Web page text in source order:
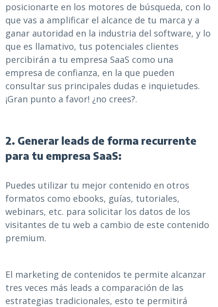
posicionarte en los motores de búsqueda, con lo
que vas a amplificar el alcance de tu marca y a
ganar autoridad en la industria del software, y lo
que es llamativo, tus potenciales clientes
percibirán a tu empresa SaaS como una
empresa de confianza, en la que pueden
consultar sus principales dudas e inquietudes.
¡Gran punto a favor! ¿no crees?.
2. Generar leads de forma recurrente
para tu empresa SaaS:
Puedes utilizar tu mejor contenido en otros
formatos como ebooks, guías, tutoriales,
webinars, etc. para solicitar los datos de los
visitantes de tu web a cambio de este contenido
premium.
El marketing de contenidos te permite alcanzar
tres veces más leads a comparación de las
estrategias tradicionales, esto te permitirá